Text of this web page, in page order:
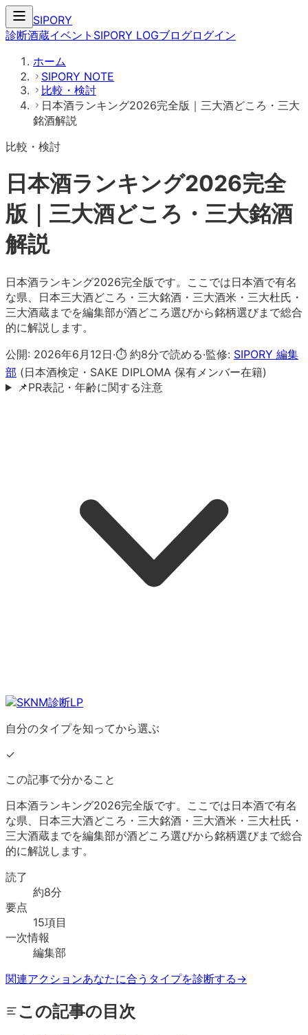
SIPORY
診断酒蔵イベント SIPORY LOGブログログイン
ホーム
SIPORY NOTE
比較・検討
日本酒ランキング2026完全版｜三大酒どころ・三大
銘酒解説
比較・検討
日本酒ランキング2026完全
版｜三大酒どころ・三大銘酒
解説
日本酒ランキング2026完全版です。ここでは日本酒で有名
な県、日本三大酒どころ・三大銘酒・三大酒米・三大杜氏・
三大酒蔵までを編集部が酒どころ選びから銘柄選びまで総合
的に解説します。
公開: 2026年6月12日·⏱ 約8分で読める·監修: SIPORY 編集
部 (日本酒検定・SAKE DIPLOMA 保有メンバー在籍)
📌PR表記・年齢に関する注意
自分のタイプを知ってから選ぶ
✓
この記事で分かること
日本酒ランキング2026完全版です。ここでは日本酒で有名
な県、日本三大酒どころ・三大銘酒・三大酒米・三大杜氏・
三大酒蔵までを編集部が酒どころ選びから銘柄選びまで総合
的に解説します。
読了
約8分
要点
15項目
一次情報
編集部
関連アクションあなたに合うタイプを診断する →
この記事の目次